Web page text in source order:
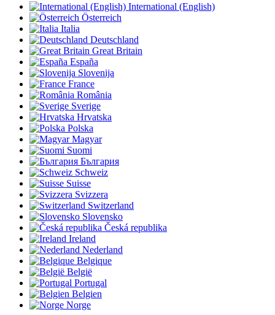
International (English)
Österreich
Italia
Deutschland
Great Britain
España
Slovenija
France
România
Sverige
Hrvatska
Polska
Magyar
Suomi
България
Schweiz
Suisse
Svizzera
Switzerland
Slovensko
Česká republika
Ireland
Nederland
Belgique
België
Portugal
Belgien
Norge